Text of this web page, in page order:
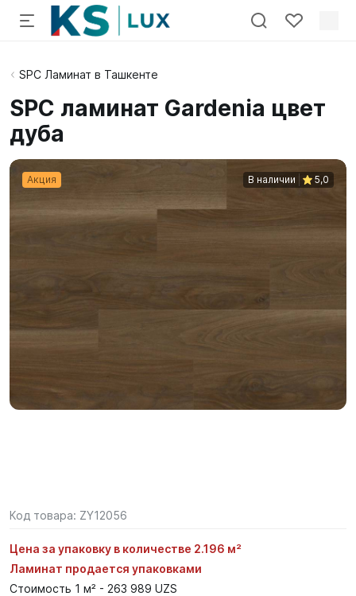
SPC Ламинат в Ташкенте
SPC ламинат Gardenia цвет
дуба
Акция В наличии 5,0
Код товара: ZY12056
Цена за упаковку в количестве 2.196 м²
Ламинат продается упаковками
Стоимость 1 м² - 263 989 UZS